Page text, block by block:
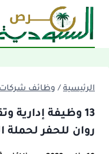
التجاوز
المحتوى
الرئيسية / وظائف
13 وظيفة إدارية
روان للحفر لحملة